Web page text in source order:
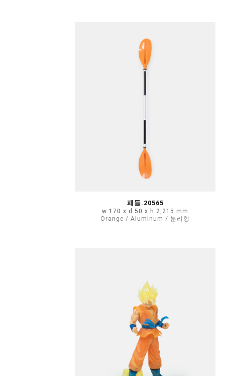
패들.20565
w 170 x d 50 x h 2,215 mm
Orange / Aluminum / 분리형